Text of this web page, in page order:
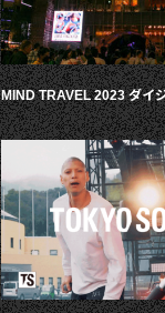
MIND TRAVEL 2023 ダイ